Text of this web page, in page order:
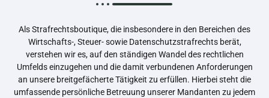
Als Strafrechtsboutique, die insbesondere in den Bereichen des
Wirtschafts-, Steuer- sowie Datenschutzstrafrechts berät,
verstehen wir es, auf den ständigen Wandel des rechtlichen
Umfelds einzugehen und die damit verbundenen Anforderungen
an unsere breitgefächerte Tätigkeit zu erfüllen. Hierbei steht die
umfassende persönliche Betreuung unserer Mandanten zu jedem